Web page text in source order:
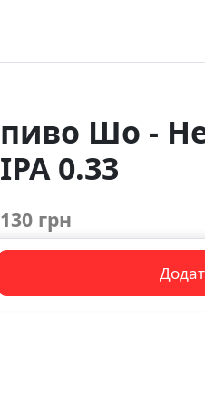
пиво Шо -
IPA 0.33
130 грн